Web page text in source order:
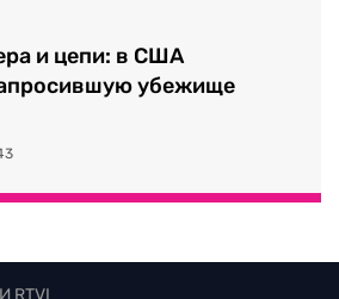
и цепи: в США
убежище